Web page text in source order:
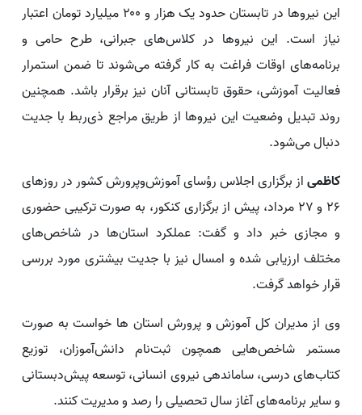
این نیروها در تابستان حدود یک هزار و ۲۰۰ میلیارد تومان اعتبار
نیاز است. این نیروها در کلاس‌های جبرانی، طرح حامی و
برنامه‌های اوقات فراغت به کار گرفته می‌شوند تا ضمن استمرار
فعالیت آموزشی، حقوق تابستانی آنان نیز برقرار باشد. همچنین
روند تبدیل وضعیت این نیروها از طریق مراجع ذی‌ربط با جدیت
دنبال می‌شود.
کاظمیاز برگزاری اجلاس رؤسای آموزش‌وپرورش کشور در روزهای
۲۶ و ۲۷ مرداد، پیش از برگزاری کنکور، به صورت ترکیبی حضوری
و مجازی خبر داد و گفت: عملکرد استان‌ها در شاخص‌های
مختلف ارزیابی شده و امسال نیز با جدیت بیشتری مورد بررسی
قرار خواهد گرفت.
وی از مدیران کل آموزش و پرورش استان ها خواست به صورت
مستمر شاخص‌هایی همچون ثبت‌نام دانش‌آموزان، توزیع
کتاب‌های درسی، ساماندهی نیروی انسانی، توسعه پیش‌دبستانی
و سایر برنامه‌های آغاز سال تحصیلی را رصد و مدیریت کنند.